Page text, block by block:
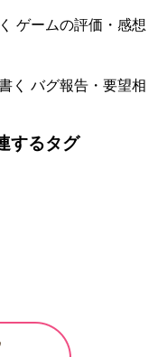
ゲームの評価・感想
く バグ報告・要望相
するタグ